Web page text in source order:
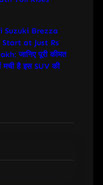
Suzuki Brezza
Start at Just Rs
जानिए पूरी कीमत
मची है इस SUV की